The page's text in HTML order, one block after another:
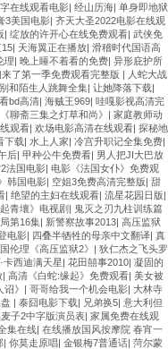
在线观看电影| 经山历海| 单身即地狱
3美国电影| 齐天大圣2022电影在线观
| 绽放的许开心在线免费观看| 武侠免
15| 天海翼正在播放| 滑稽时代国语高
理| 晚上睡不着看的免费| 异形庇护所
了第一季免费观看完整版 | 人蛇大战
别和陌生人跳舞全集| 让她降落下载|
bd高清| 海贼王969| 哇嘎影视高清完
《聊斋三集之灯草和尚》 | 家庭教师动
观看| 欢场电影高清在线观看| 探秘地
下载| 水上人家| 冷宫升职记全集免费|
后| 甲种公牛免费看| 男人把JI大巴放
法国电影| 电影《法国女仆》免费观
韩国电影| 空姐3免费高清完整版| 甜
| 绝望的主妇在线观看| 流星花园日版|
起青壤》电视剧 | 鬼灭之刃九柱训练篇
第16集| 新警察故事2013| 高压监狱
电影| 四叠半牺牲的母亲中文翻译| 真
伦理《高压监狱2》 | 狄仁杰之飞头罗
卡西迪满天星| 花田囍事2010| 凝固的
| 高清《白蛇:缘起》免费观看| 美女被
诏》 | 哥哥给我一个机会电影| 大林寺
| 泰囧电影下载| 兄弟换5| 意大利但
子2中字版演员表| 家属免费在线观
集在线| 在线播放国风按摩院 春宵一
| 你莫走原唱| 金银梅7普通话| 菏尔蒙